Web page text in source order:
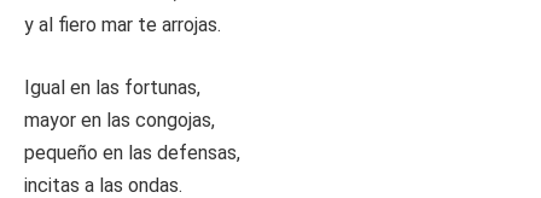
y al fiero mar te arrojas.
Igual en las fortunas,
mayor en las congojas,
pequeño en las defensas,
incitas a las ondas.